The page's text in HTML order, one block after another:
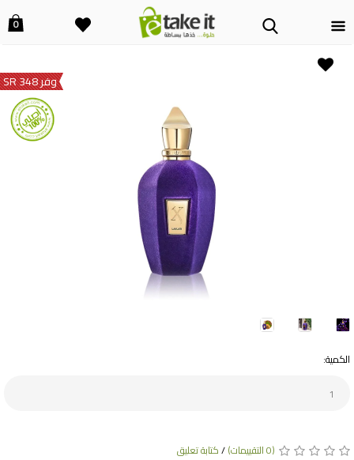
0
وفر 348 SR
الكمية:
(0 التقييمات) /كتابة تعليق